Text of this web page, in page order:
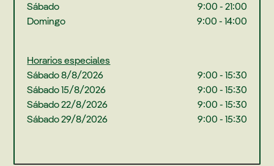
Domingo 9:00 - 14:00
Sábado
9:00 - 21:00
Horarios especiales
Sábado 8/8/2026
9:00 - 15:30
Sábado 15/8/2026
9:00 - 15:30
Sábado 22/8/2026
9:00 - 15:30
Sábado 29/8/2026
9:00 - 15:30